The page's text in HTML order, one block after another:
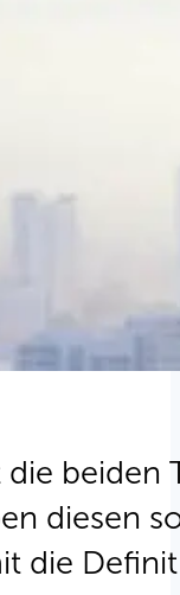
beiden
diesen
die